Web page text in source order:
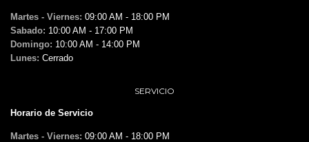
Martes - Viernes: 09:00 AM - 18:00 PM
Sabado: 10:00 AM - 17:00 PM
Domingo: 10:00 AM - 14:00 PM
Lunes: Cerrado
SERVICIO
Horario de Servicio
Martes - Viernes: 09:00 AM - 18:00 PM